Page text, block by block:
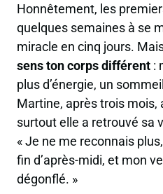
Honnêtement, les
quelques semaines à se
miracle en cinq jours.
sens ton corps différent :
plus d’énergie, un
Martine, après trois mois,
surtout elle a retrouvé sa
« Je ne me reconnais
fin d’après-midi, et mon
dégonflé. »